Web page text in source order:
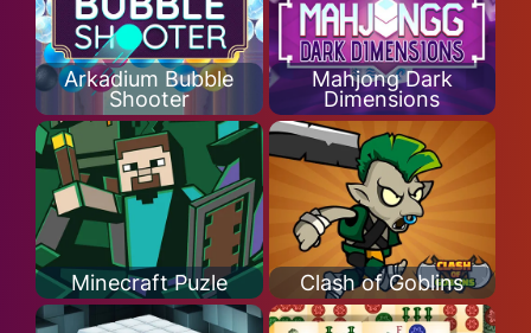
Arkadium Bubble
Shooter
Mahjong Dark
Dimensions
Minecraft Puzle Clash of Goblins